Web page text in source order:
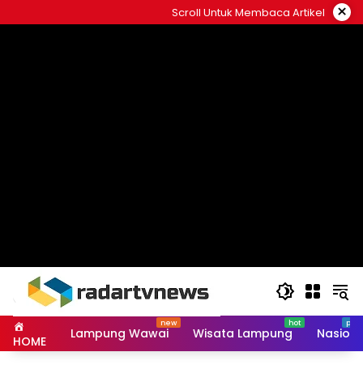
to
Scroll Untuk Membaca Artikel ×
HOME Lampung Wawai Wisata Lampung